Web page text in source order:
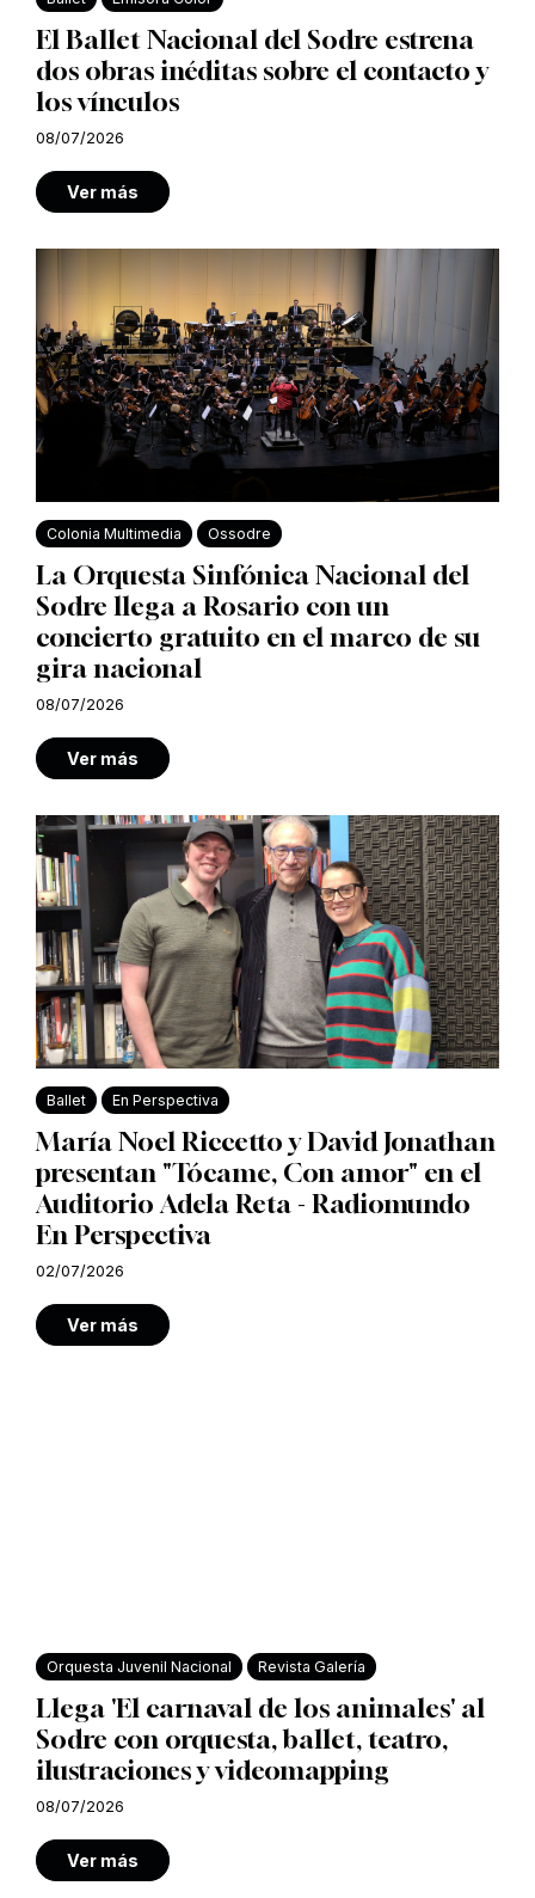
El Ballet Nacional del Sodre estrena
dos obras inéditas sobre el contacto y
los vínculos
08/07/2026
Ver más
Colonia Multimedia Ossodre
La Orquesta Sinfónica Nacional del
Sodre llega a Rosario con un
concierto gratuito en el marco de su
gira nacional
08/07/2026
Ver más
Ballet En Perspectiva
María Noel Riccetto y David Jonathan
presentan "Tócame, Con amor" en el
Auditorio Adela Reta - Radiomundo
En Perspectiva
02/07/2026
Ver más
Orquesta Juvenil Nacional Revista Galería
Llega 'El carnaval de los animales' al
Sodre con orquesta, ballet, teatro,
ilustraciones y videomapping
08/07/2026
Ver más